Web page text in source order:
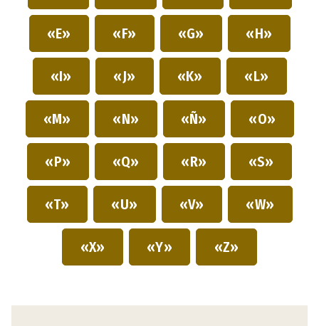
«E» «F» «G» «H»
«I» «J» «K» «L»
«M» «N» «Ñ» «O»
«P» «Q» «R» «S»
«T» «U» «V» «W»
«X» «Y» «Z»